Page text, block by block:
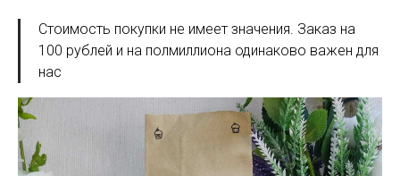
Стоимость покупки не имеет значения. Заказ на
100 рублей и на полмиллиона одинаково важен для
нас